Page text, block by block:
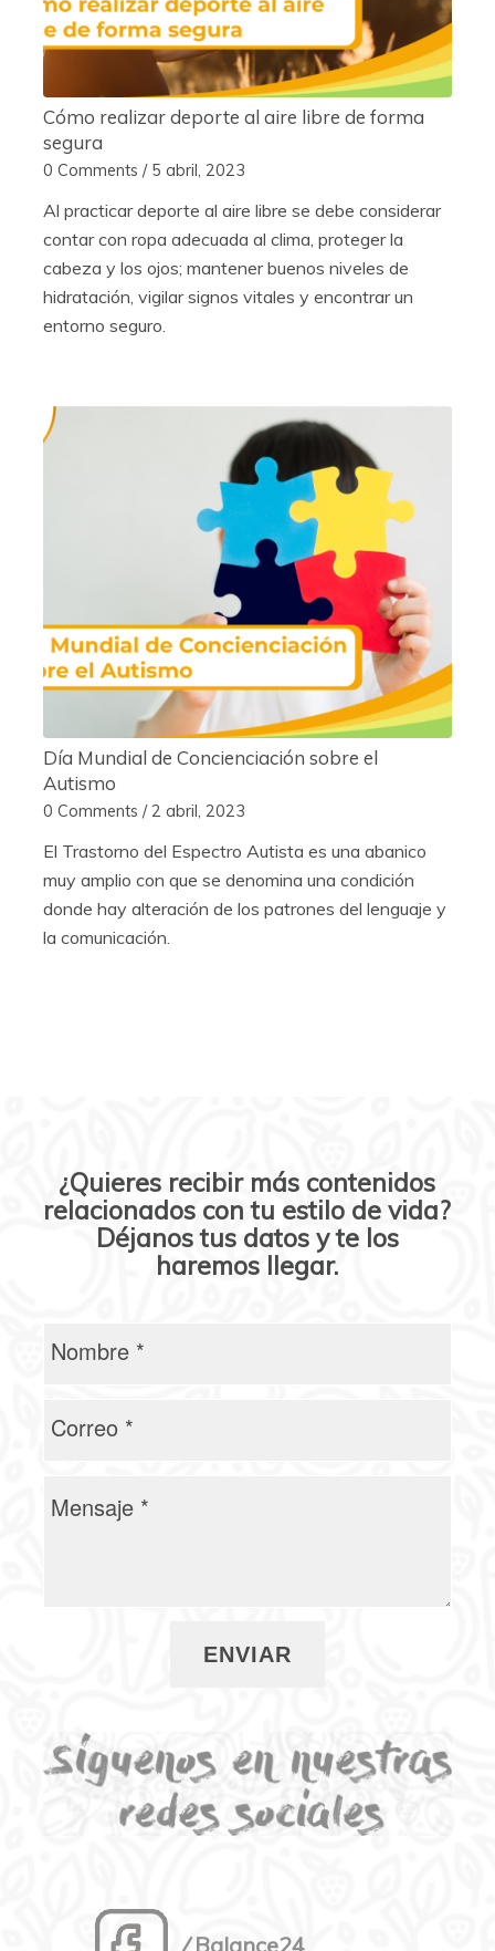
Cómo realizar deporte al aire libre de forma
segura
0 Comments / 5 abril, 2023
Al practicar deporte al aire libre se debe considerar
contar con ropa adecuada al clima, proteger la
cabeza y los ojos; mantener buenos niveles de
hidratación, vigilar signos vitales y encontrar un
entorno seguro.
Día Mundial de Concienciación sobre el
Autismo
0 Comments / 2 abril, 2023
El Trastorno del Espectro Autista es una abanico
muy amplio con que se denomina una condición
donde hay alteración de los patrones del lenguaje y
la comunicación.
¿Quieres recibir más contenidos
relacionados con tu estilo de vida?
Déjanos tus datos y te los
haremos llegar.
⁄ Balance24